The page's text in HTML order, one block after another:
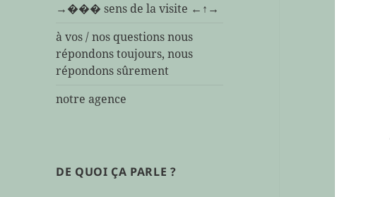
→��� sens de la visite ←↑→
à vos / nos questions nous
répondons toujours, nous
répondons sûrement
notre agence
DE QUOI ÇA PARLE ?